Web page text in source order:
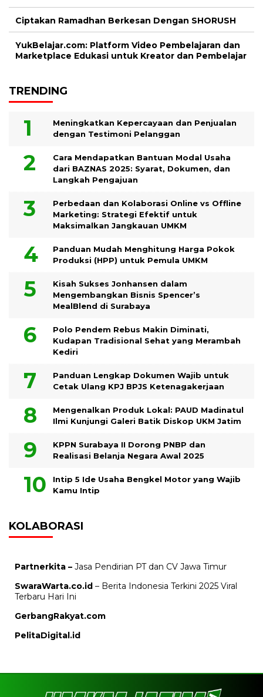
Ciptakan Ramadhan Berkesan Dengan SHORUSH
YukBelajar.com: Platform Video Pembelajaran dan
Marketplace Edukasi untuk Kreator dan Pembelajar
TRENDING
Meningkatkan Kepercayaan dan Penjualan
dengan Testimoni Pelanggan
Cara Mendapatkan Bantuan Modal Usaha
dari BAZNAS 2025: Syarat, Dokumen, dan
Langkah Pengajuan
Perbedaan dan Kolaborasi Online vs Offline
Marketing: Strategi Efektif untuk
Maksimalkan Jangkauan UMKM
Panduan Mudah Menghitung Harga Pokok
Produksi (HPP) untuk Pemula UMKM
Kisah Sukses Jonhansen dalam
Mengembangkan Bisnis Spencer’s
MealBlend di Surabaya
Polo Pendem Rebus Makin Diminati,
Kudapan Tradisional Sehat yang Merambah
Kediri
Panduan Lengkap Dokumen Wajib untuk
Cetak Ulang KPJ BPJS Ketenagakerjaan
Mengenalkan Produk Lokal: PAUD Madinatul
Ilmi Kunjungi Galeri Batik Diskop UKM Jatim
KPPN Surabaya II Dorong PNBP dan
Realisasi Belanja Negara Awal 2025
Intip 5 Ide Usaha Bengkel Motor yang Wajib
Kamu Intip
KOLABORASI
Partnerkita – Jasa Pendirian PT dan CV Jawa Timur
SwaraWarta.co.id – Berita Indonesia Terkini 2025 Viral
Terbaru Hari Ini
GerbangRakyat.com
PelitaDigital.id